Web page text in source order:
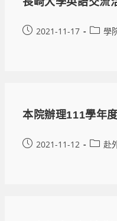
2021-11-17 學
本院辦理111學年
2021-11-12 赴